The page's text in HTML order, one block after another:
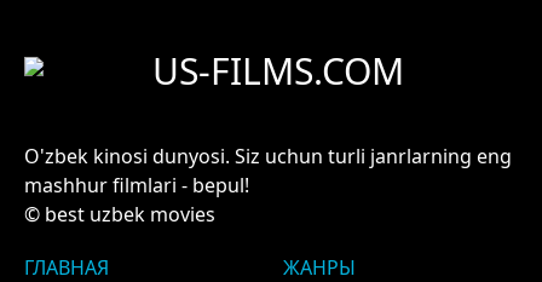
US-FILMS.COM
O'zbek kinosi dunyosi. Siz uchun turli janrlarning eng
mashhur filmlari - bepul!
© best uzbek movies
ГЛАВНАЯ
ЖАНРЫ